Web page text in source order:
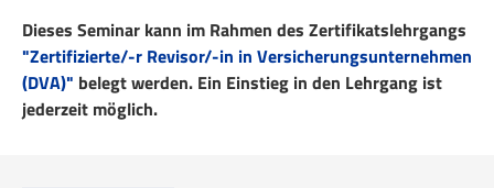
Dieses Seminar kann im Rahmen des Zertifikatslehrgangs
"Zertifizierte/-r Revisor/-in in Versicherungsunternehmen
(DVA)" belegt werden. Ein Einstieg in den Lehrgang ist
jederzeit möglich.